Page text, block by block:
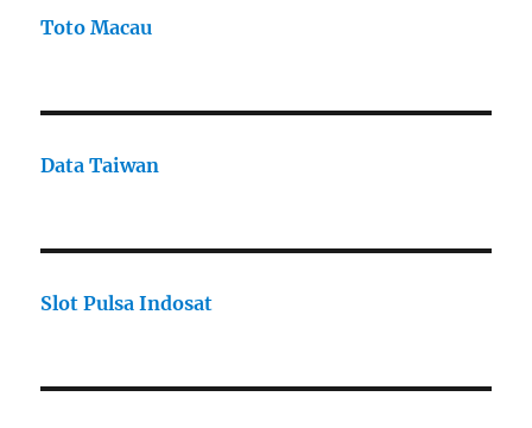
Toto Macau
Data Taiwan
Slot Pulsa Indosat